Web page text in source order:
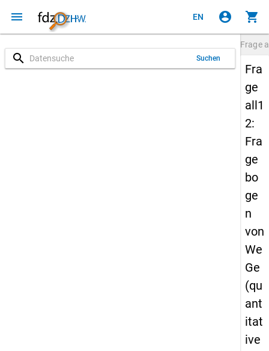
menu EN account_circle shopping_cart
search Suchen
Frage
Fra
ge
all1
2:
Fra
ge
bo
ge
n
von
We
Ge
(qu
ant
itat
ive